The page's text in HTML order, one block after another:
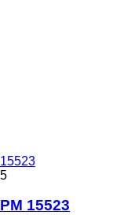
15523
5
PM 15523